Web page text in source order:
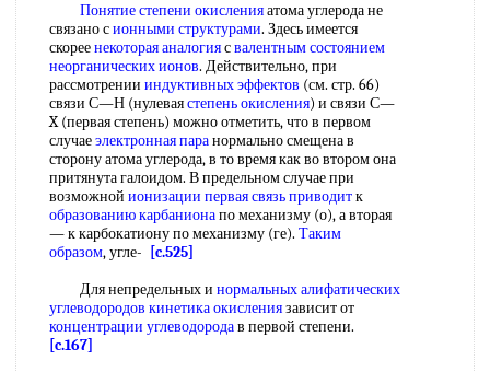
Понятие степени окисленияатома углерода не
связано сионными структурами. Здесь имеется
скореенекоторая аналогиясвалентным состоянием
неорганических ионов. Действительно, при
рассмотрении индуктивных эффектов (см. стр. 66)
связи С—Н (нулеваястепень окисления) и связи С—
X (первая степень) можно отметить, что в первом
случаеэлектронная паранормально смещена в
сторону атома углерода, в то время как во втором она
притянута галоидом. В предельном случае при
возможной ионизации перваясвязь приводитк
образованию карбанионапо механизму (о), а вторая
— к карбокатиону по механизму (ге). Таким
образом, угле-
[c.525]
Для непредельных и нормальных алифатических
углеводородов кинетика окислениязависит от
концентрации углеводородав первой степени.
[c.167]